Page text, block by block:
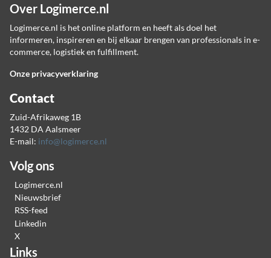
Over Logimerce.nl
Logimerce.nl is het online platform en heeft als doel het
informeren, inspireren en bij elkaar brengen van professionals in e-
commerce, logistiek en fulfillment.
Onze privacyverklaring
Contact
Zuid-Afrikaweg 1B
1432 DA Aalsmeer
E-mail: info@logimerce.nl
Volg ons
Logimerce.nl
Nieuwsbrief
RSS-feed
Linkedin
X
Links